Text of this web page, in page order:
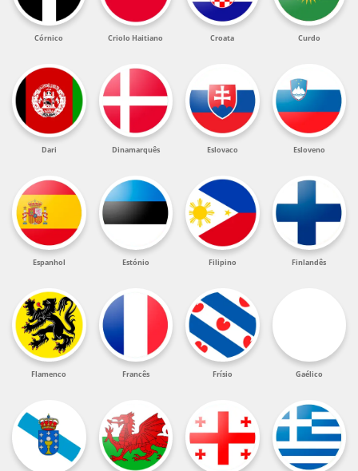
Córnico Criolo Haitiano Croata Curdo
Dari Dinamarquês Eslovaco Esloveno
Espanhol Estónio Filipino Finlandês
Flamenco Francês Frísio Gaélico